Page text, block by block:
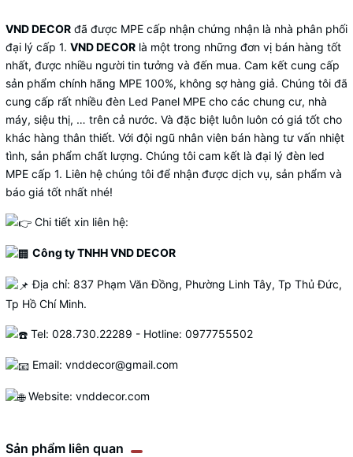
VND DECOR đã được MPE cấp nhận chứng nhận là nhà phân phối
đại lý cấp 1. VND DECOR là một trong những đơn vị bán hàng tốt
nhất, được nhiều người tin tưởng và đến mua. Cam kết cung cấp
sản phẩm chính hãng MPE 100%, không sợ hàng giả. Chúng tôi đã
cung cấp rất nhiều đèn Led Panel MPE cho các chung cư, nhà
máy, siệu thị, … trên cả nước. Và đặc biệt luôn luôn có giá tốt cho
khác hàng thân thiết. Với đội ngũ nhân viên bán hàng tư vấn nhiệt
tình, sản phẩm chất lượng. Chúng tôi cam kết là đại lý đèn led
MPE cấp 1. Liên hệ chúng tôi để nhận được dịch vụ, sản phẩm và
báo giá tốt nhất nhé!
Chi tiết xin liên hệ:
Công ty TNHH VND DECOR
Địa chỉ: 837 Phạm Văn Đồng, Phường Linh Tây, Tp Thủ Đức,
Tp Hồ Chí Minh.
Tel: 028.730.22289 - Hotline: 0977755502
Email: vnddecor@gmail.com
Website: vnddecor.com
Sản phẩm liên quan